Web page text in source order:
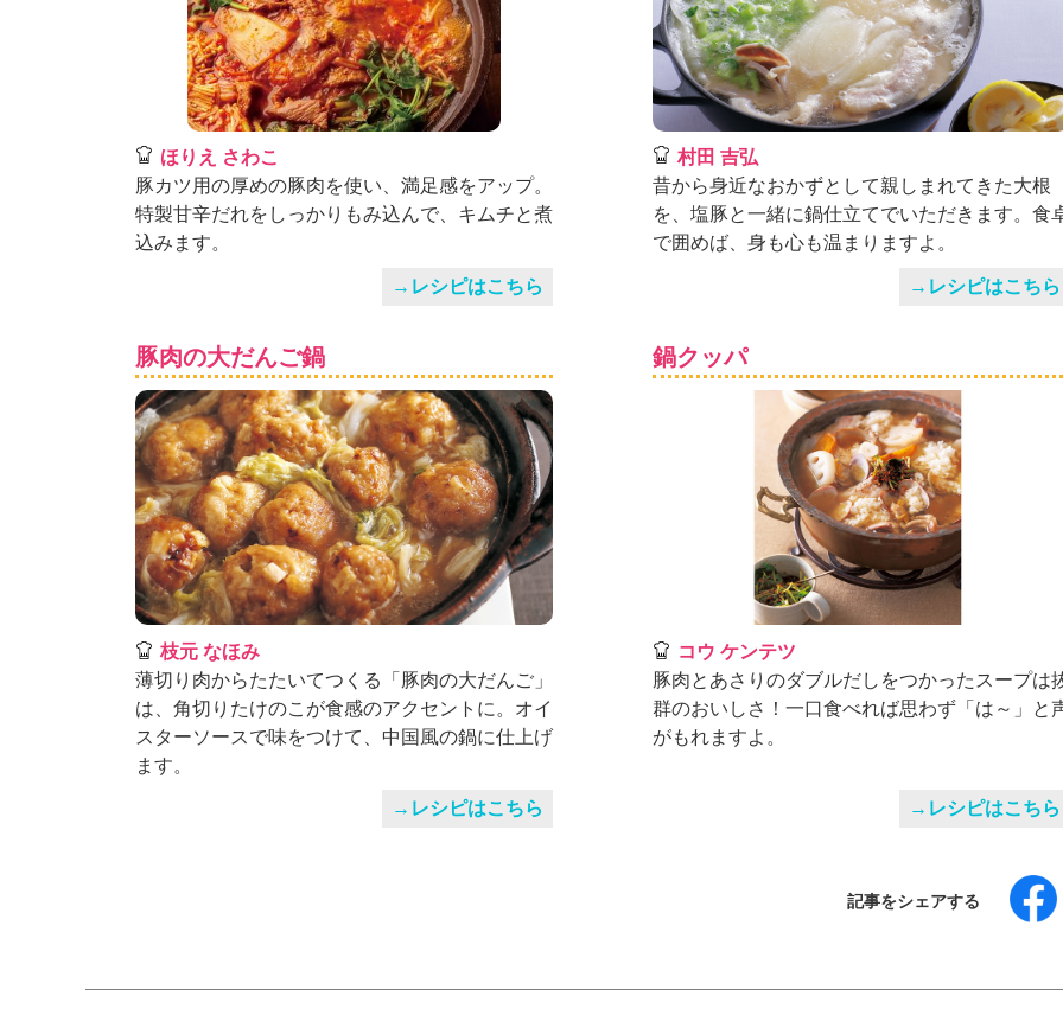
ほりえ さわこ
豚カツ用の厚めの豚肉を使い、満足感をアップ。
特製甘辛だれをしっかりもみ込んで、キムチと煮
込みます。
→レシピはこちら
村田 吉弘
昔から身近なおかずとして親しまれてきた大根
を、塩豚と一緒に鍋仕立てでいただきます。食
で囲めば、身も心も温まりますよ。
→レシピはこちら
豚肉の大だんご鍋
枝元 なほみ
薄切り肉からたたいてつくる「豚肉の大だんご」
は、角切りたけのこが食感のアクセントに。オイ
スターソースで味をつけて、中国風の鍋に仕上げ
ます。
→レシピはこちら
鍋クッパ
コウ ケンテツ
豚肉とあさりのダブルだしをつかったスープは
群のおいしさ！一口食べれば思わず「は～」と
がもれますよ。
→レシピはこちら
記事をシェアする